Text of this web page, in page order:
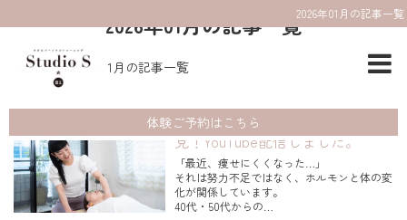
2026年01月の記事一覧
体験ご予約はこちら
2026年01月の記事一覧
HOME 2026年01月の記事一覧
【お腹が凹む】40代・50代女性必
見！YouTube配信しました。
「最近、痩せにくくなった…」
それは努力不足ではなく、ホルモンと体の変
化が関係しています。
40代・50代からの